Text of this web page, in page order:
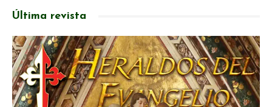
Última revista